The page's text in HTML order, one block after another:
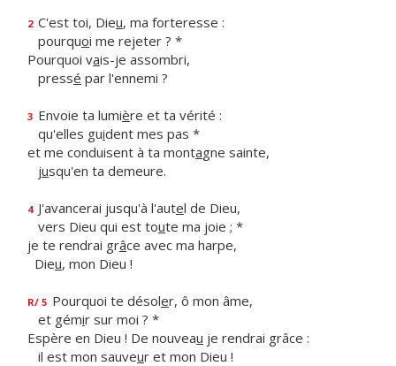
2 C'est toi, Dieu, ma forteresse :
pourquoi me rejeter ? *
Pourquoi vais-je assombri,
pressé par l'ennemi ?
3 Envoie ta lumière et ta vérité :
qu'elles guident mes pas *
et me conduisent à ta montagne sainte,
jusqu'en ta demeure.
4 J'avancerai jusqu'à l'autel de Dieu,
vers Dieu qui est toute ma joie ; *
je te rendrai grâce avec ma harpe,
Dieu, mon Dieu !
R/ 5 Pourquoi te désoler, ô mon âme,
et gémir sur moi ? *
Espère en Dieu ! De nouveau je rendrai grâce :
il est mon sauveur et mon Dieu !